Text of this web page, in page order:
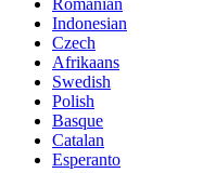
Romanian
Indonesian
Czech
Afrikaans
Swedish
Polish
Basque
Catalan
Esperanto